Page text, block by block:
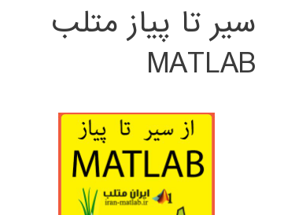
سیر تا پیاز متلب
MATLAB